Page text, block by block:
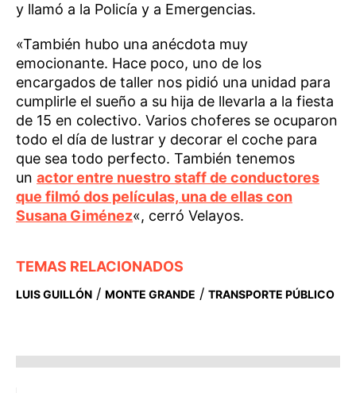
y llamó a la Policía y a Emergencias.
«También hubo una anécdota muy
emocionante. Hace poco, uno de los
encargados de taller nos pidió una unidad para
cumplirle el sueño a su hija de llevarla a la fiesta
de 15 en colectivo. Varios choferes se ocuparon
todo el día de lustrar y decorar el coche para
que sea todo perfecto. También tenemos
un actor entre nuestro staff de conductores
que filmó dos películas, una de ellas con
Susana Giménez«, cerró Velayos.
TEMAS RELACIONADOS
LUIS GUILLÓN / MONTE GRANDE / TRANSPORTE PÚBLICO